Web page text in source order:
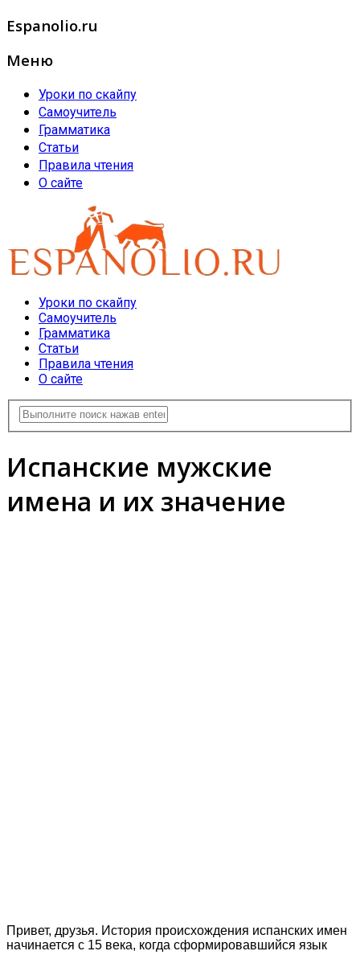
Espanolio.ru
Меню
Уроки по скайпу
Самоучитель
Грамматика
Статьи
Правила чтения
О сайте
Уроки по скайпу
Самоучитель
Грамматика
Статьи
Правила чтения
О сайте
Испанские мужские
имена и их значение
Привет, друзья. История происхождения испанских имен
начинается с 15 века, когда сформировавшийся язык